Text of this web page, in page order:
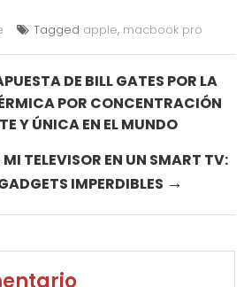
Tagged apple, macbook pro
DE BILL GATES POR LA
POR CONCENTRACIÓN
Y ÚNICA EN EL MUNDO
TELEVISOR EN UN SMART TV:
IMPERDIBLES →